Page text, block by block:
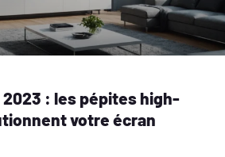
2023 : les pépites high-
votre écran